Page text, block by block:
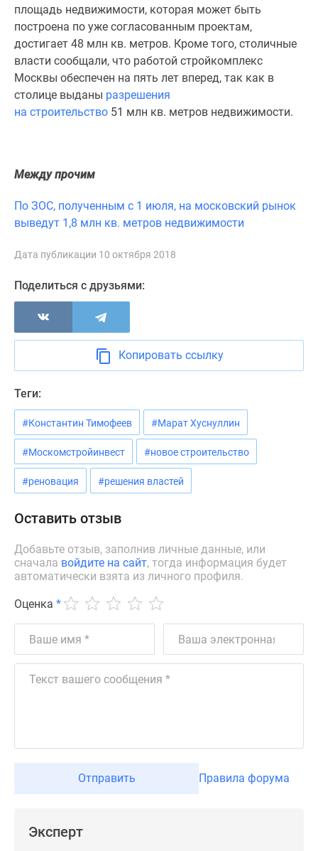
Ипотечный
калькулятор
Военная
Медиа
Новости
Мнение
Аналитика
Экспертиза
авторы
проекте
Контакты
Реклама
сайте
Дзен
Машино-
места
Апартаменты
ипотека
#рассрочка
ИТ-
ипотека
Субсидированная
площадь недвижимости, которая может быть
построена по уже согласованным проектам,
достигает 48 млн кв. метров. Кроме того, столичные
власти сообщали, что работой стройкомплекс
Москвы обеспечен на пять лет вперед, так как в
столице выданы разрешения
на строительство 51 млн кв. метров недвижимости.
Между прочим
По ЗОС, полученным с 1 июля, на московский рынок
выведут 1,8 млн кв. метров недвижимости
Дата публикации 10 октября 2018
Поделиться с друзьями:
Копировать ссылку
Теги:
#Константин Тимофеев #Марат Хуснуллин
#Москомстройинвест #новое строительство
#реновация #решения властей
Оставить отзыв
Добавьте отзыв, заполнив личные данные, или
сначала войдите на сайт, тогда информация будет
автоматически взята из личного профиля.
Оценка *
Отправить Правила форума
Эксперт